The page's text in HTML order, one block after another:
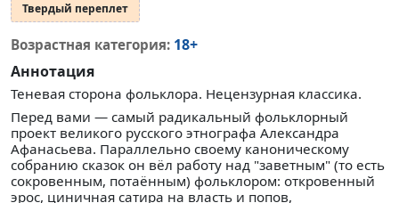
Твердый переплет
Возрастная категория: 18+
Аннотация
Теневая сторона фольклора. Нецензурная классика.
Перед вами — самый радикальный фольклорный
проект великого русского этнографа Александра
Афанасьева. Параллельно своему каноническому
собранию сказок он вёл работу над "заветным" (то есть
сокровенным, потаённым) фольклором: откровенный
эрос, циничная сатира на власть и попов,